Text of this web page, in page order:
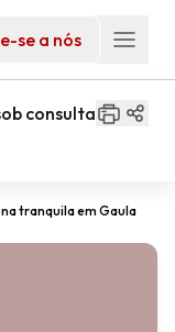
se a nós
tranquila em Gaula
consulta